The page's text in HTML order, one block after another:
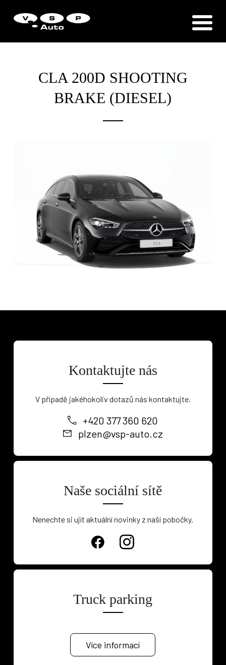
CLA 200D SHOOTING
BRAKE (DIESEL)
Kontaktujte nás
V případě jakéhokoliv dotazů nás kontaktujte.
+420 377 360 620
plzen@vsp-auto.cz
Naše sociální sítě
Nenechte si ujít aktuální novinky z naší pobočky.
Truck parking
Více informací
Zákaznická podpora
Vítejte u VSP Auto s.r.o.